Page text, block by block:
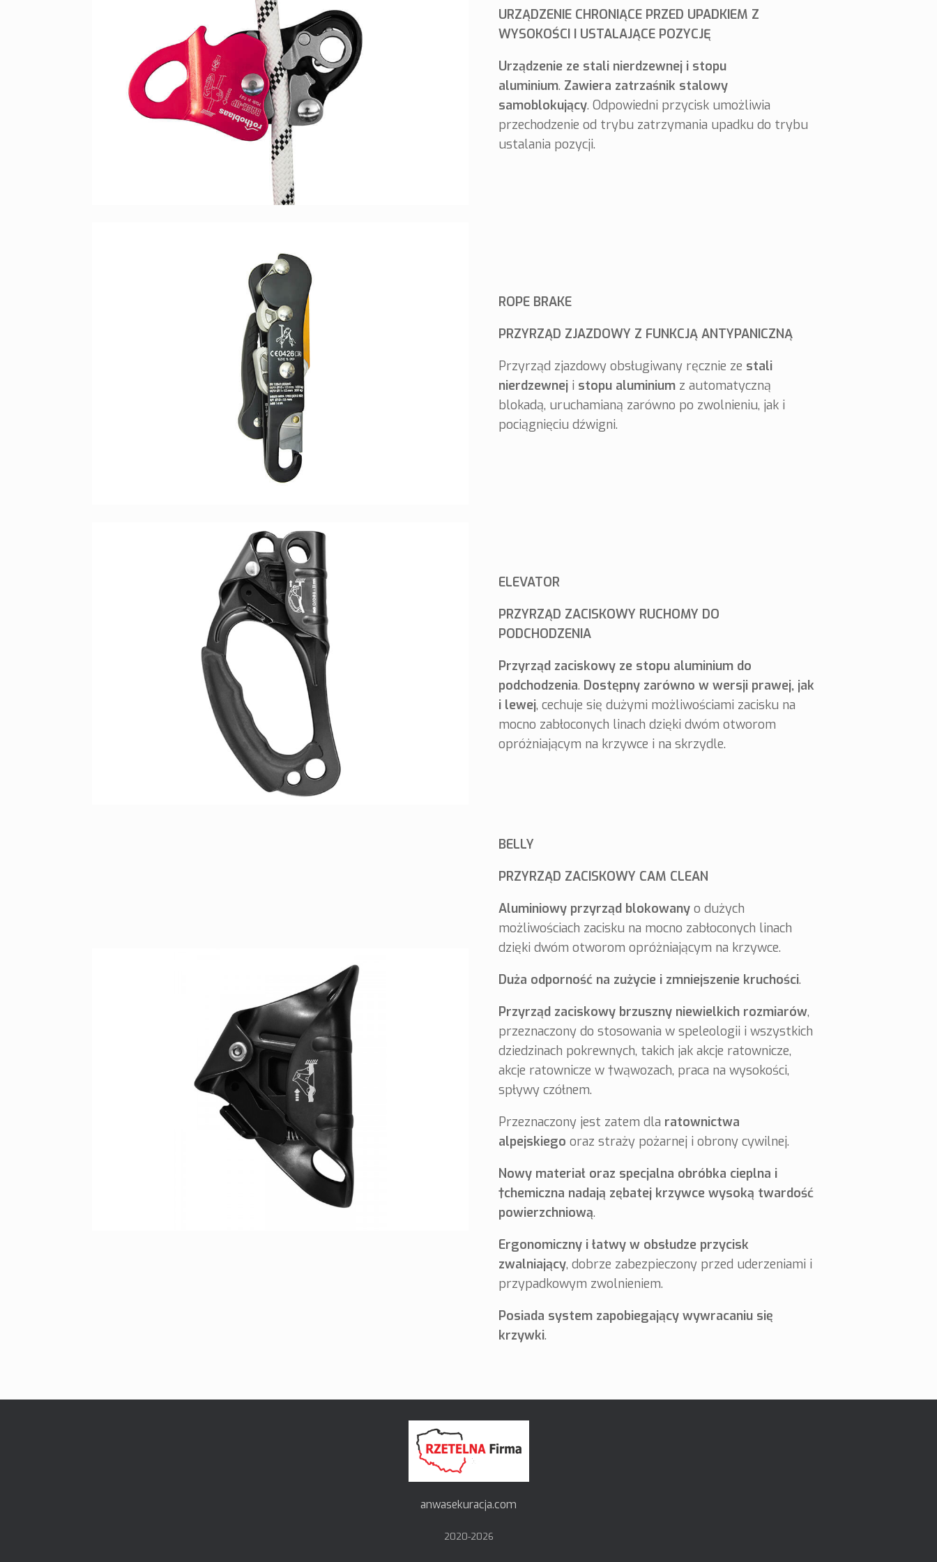
URZĄDZENIE CHRONIĄCE PRZED UPADKIEM Z
WYSOKOŚCI I USTALAJĄCE POZYCJĘ
Urządzenie ze stali nierdzewnej i stopu
aluminium. Zawiera zatrzaśnik stalowy
samoblokujący. Odpowiedni przycisk umożliwia
przechodzenie od trybu zatrzymania upadku do trybu
ustalania pozycji.
ROPE BRAKE
PRZYRZĄD ZJAZDOWY Z FUNKCJĄ ANTYPANICZNĄ
Przyrząd zjazdowy obsługiwany ręcznie ze stali
nierdzewnej i stopu aluminium z automatyczną
blokadą, uruchamianą zarówno po zwolnieniu, jak i
pociągnięciu dźwigni.
ELEVATOR
PRZYRZĄD ZACISKOWY RUCHOMY DO
PODCHODZENIA
Przyrząd zaciskowy ze stopu aluminium do
podchodzenia. Dostępny zarówno w wersji prawej, jak
i lewej, cechuje się dużymi możliwościami zacisku na
mocno zabłoconych linach dzięki dwóm otworom
opróżniającym na krzywce i na skrzydle.
BELLY
PRZYRZĄD ZACISKOWY CAM CLEAN
Aluminiowy przyrząd blokowany o dużych
możliwościach zacisku na mocno zabłoconych linach
dzięki dwóm otworom opróżniającym na krzywce.
Duża odporność na zużycie i zmniejszenie kruchości.
Przyrząd zaciskowy brzuszny niewielkich rozmiarów,
przeznaczony do stosowania w speleologii i wszystkich
dziedzinach pokrewnych, takich jak akcje ratownicze,
akcje ratownicze w †wąwozach, praca na wysokości,
spływy czółnem.
Przeznaczony jest zatem dla ratownictwa
alpejskiego oraz straży pożarnej i obrony cywilnej.
Nowy materiał oraz specjalna obróbka cieplna i
†chemiczna nadają zębatej krzywce wysoką twardość
powierzchniową.
Ergonomiczny i łatwy w obsłudze przycisk
zwalniający, dobrze zabezpieczony przed uderzeniami i
przypadkowym zwolnieniem.
Posiada system zapobiegający wywracaniu się
krzywki.
anwasekuracja.com
2020-2026